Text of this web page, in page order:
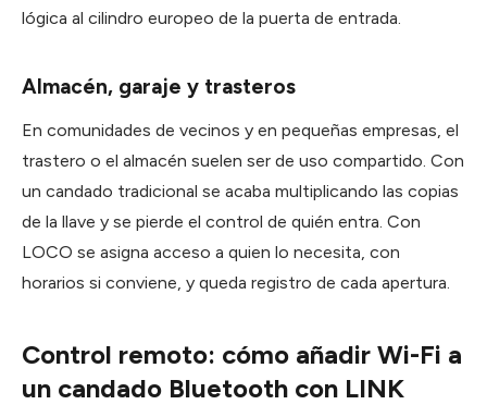
lógica al cilindro europeo de la puerta de entrada.
Almacén, garaje y trasteros
En comunidades de vecinos y en pequeñas empresas, el
trastero o el almacén suelen ser de uso compartido. Con
un candado tradicional se acaba multiplicando las copias
de la llave y se pierde el control de quién entra. Con
LOCO se asigna acceso a quien lo necesita, con
horarios si conviene, y queda registro de cada apertura.
Control remoto: cómo añadir Wi-Fi a
un candado Bluetooth con LINK